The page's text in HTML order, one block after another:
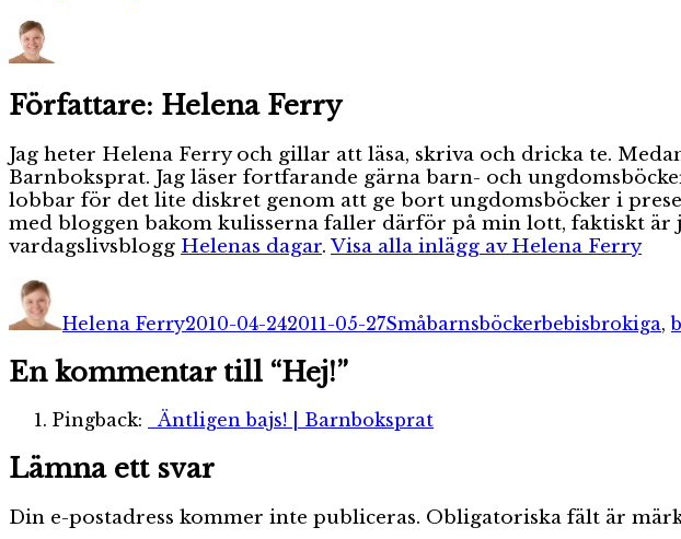
Författare: Helena Ferry
Jag heter Helena Ferry och gillar att läsa, skriva och dricka te.
Barnboksprat. Jag läser fortfarande gärna barn- och
lobbar för det lite diskret genom att ge bort ungdomsböcker i
med bloggen bakom kulisserna faller därför på min lott, faktiskt
vardagslivsblogg Helenas dagar. Visa alla inlägg av Helena Ferry
Helena Ferry2010-04-242011-05-27Småbarnsböckerbebisbrokiga,
En kommentar till “Hej!”
Pingback: Äntligen bajs! | Barnboksprat
Lämna ett svar
Din e-postadress kommer inte publiceras. Obligatoriska fält är